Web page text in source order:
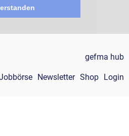
gefma hub
Newsletter Shop Login